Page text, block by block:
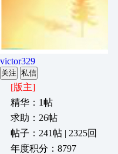
victor329
关注 私信
[版主]
精华：1帖
求助：26帖
帖子：241帖 | 2325回
年度积分：8797